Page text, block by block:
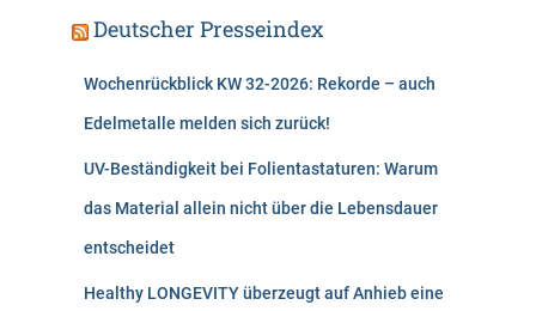
Deutscher Presseindex
Wochenrückblick KW 32-2026: Rekorde – auch
Edelmetalle melden sich zurück!
UV-Beständigkeit bei Folientastaturen: Warum
das Material allein nicht über die Lebensdauer
entscheidet
Healthy LONGEVITY überzeugt auf Anhieb eine